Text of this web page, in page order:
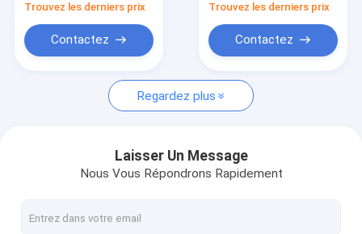
couleur
Trouvez les derniers prix
Contactez
échantillonnage
Trouvez les derniers prix
Contactez
Regardez plus
Laisser Un Message
Nous Vous Répondrons Rapidement